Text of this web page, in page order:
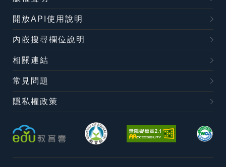
開放API使用說明
內嵌搜尋欄位說明
相關連結
常見問題
隱私權政策